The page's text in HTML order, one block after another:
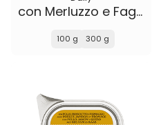
con Merluzzo e Fagiolini
100 g 300 g